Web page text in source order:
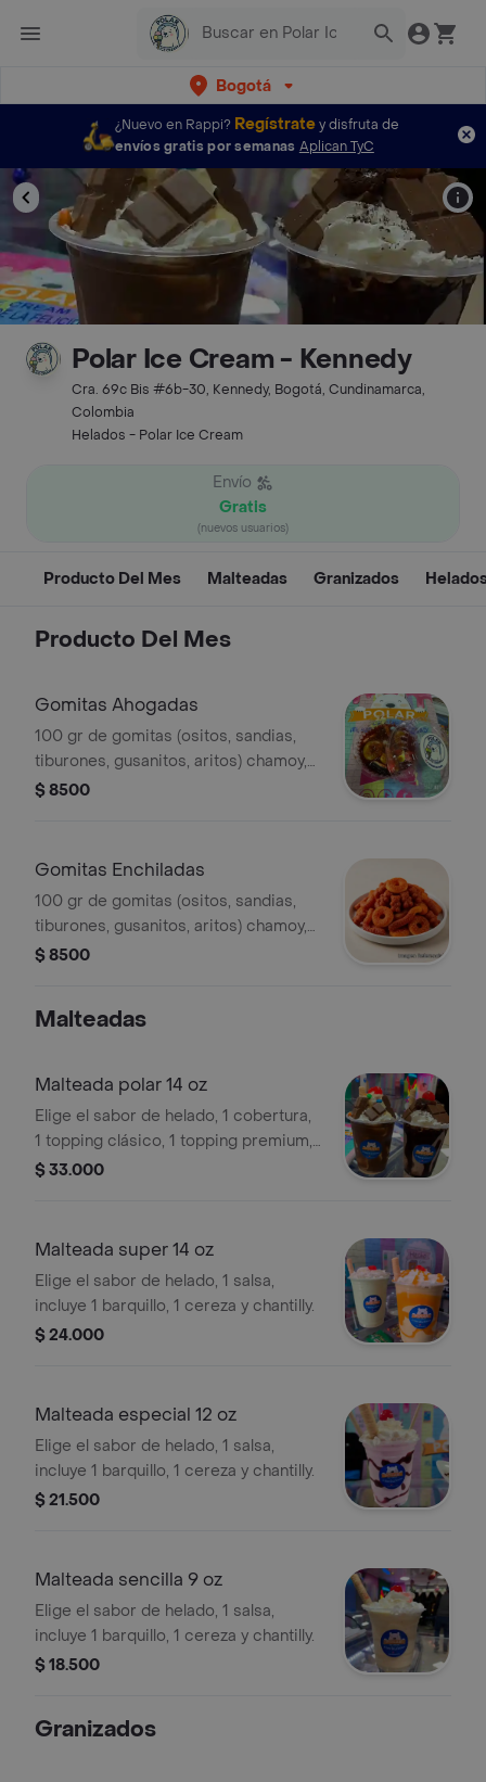
Bogotá
¿Nuevo en Rappi? Regístratey disfruta de
envíos gratis por semanas Aplican TyC
Polar Ice Cream - Kennedy
Cra. 69c Bis #6b-30, Kennedy, Bogotá, Cundinamarca,
Colombia
Helados - Polar Ice Cream
Envío
Gratis
(nuevos usuarios)
Producto Del Mes Malteadas Granizados
Producto Del Mes
Gomitas Ahogadas
100 gr de gomitas (ositos, sandias,
tiburones, gusanitos, aritos) chamoy,
tajin y limon, una mezcla agridulce que
$ 8500
Gomitas Enchiladas
100 gr de gomitas (ositos, sandias,
tiburones, gusanitos, aritos) chamoy,
tajín y ají, una mezcla agridulce que
$ 8500
Malteadas
Malteada polar 14 oz
Elige el sabor de helado, 1 cobertura,
1 topping clásico, 1 topping premium,
incluye 1barquillo, 1 cereza y chantilly.
$ 33.000
Malteada super 14 oz
Elige el sabor de helado, 1 salsa,
incluye 1 barquillo, 1 cereza y chantilly.
$ 24.000
Malteada especial 12 oz
Elige el sabor de helado, 1 salsa,
incluye 1 barquillo, 1 cereza y chantilly.
$ 21.500
Malteada sencilla 9 oz
Elige el sabor de helado, 1 salsa,
incluye 1 barquillo, 1 cereza y chantilly.
$ 18.500
Granizados